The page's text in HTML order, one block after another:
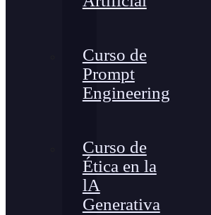
Curso de
Prompt
Engineering
Curso de
Ética en la
lA
Generativa